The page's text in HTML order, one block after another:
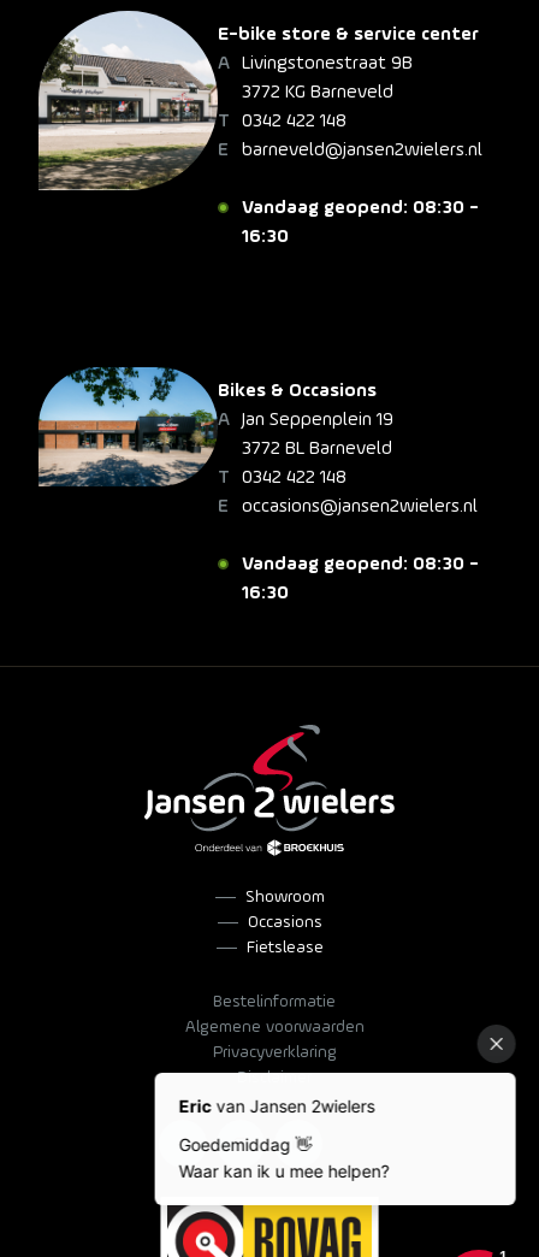
E-bike store & service center
Livingstonestraat 9B
3772 KG Barneveld
0342 422 148
barneveld@jansen2wielers.nl
Vandaag geopend: 08:30 -
16:30
Bikes & Occasions
Jan Seppenplein 19
3772 BL Barneveld
0342 422 148
occasions@jansen2wielers.nl
Vandaag geopend: 08:30 -
16:30
Showroom
Occasions
Fietslease
Bestelinformatie
Algemene voorwaarden
Privacyverklaring
Disclaimer